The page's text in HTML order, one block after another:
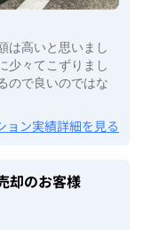
は高いと思いまし
少々てこずりまし
ので良いのではな
ョン実績詳細を見る
却のお客様